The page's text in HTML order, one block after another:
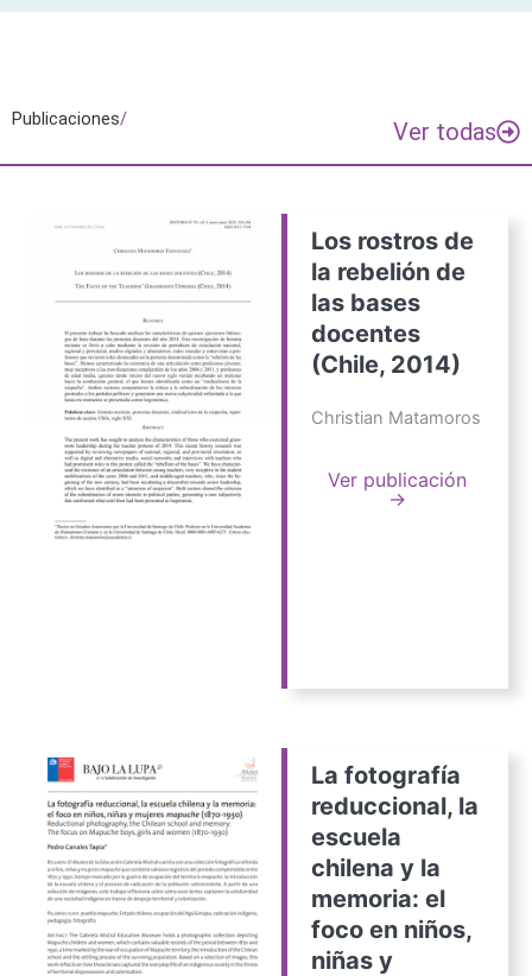
Publicaciones/ Ver todas
Los rostros de
la rebelión de
las bases
docentes
(Chile, 2014)
Christian Matamoros
Ver publicación
→
La fotografía
reduccional, la
escuela
chilena y la
memoria: el
foco en niños,
niñas y